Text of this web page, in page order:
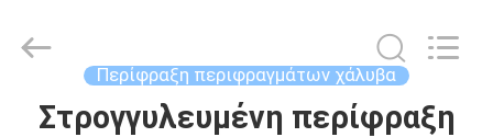
ΣΠΊΤΙ
Co.,Ltd.
Developed
Περίφραξη περιφραγμάτων χάλυβα
Στρογγυλευμένη περίφραξη